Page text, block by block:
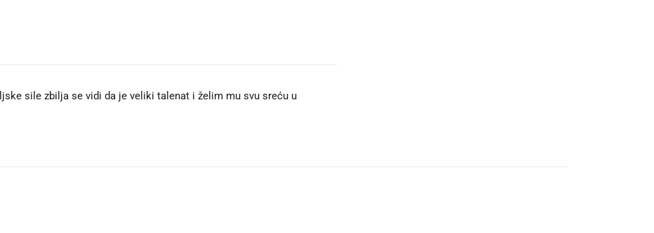
sile zbilja se vidi da je veliki talenat i želim mu svu sreću u